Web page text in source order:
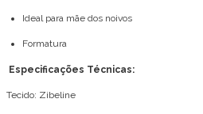
Ideal para mãe dos noivos
Formatura
Especificações Técnicas:
Tecido: Zibeline